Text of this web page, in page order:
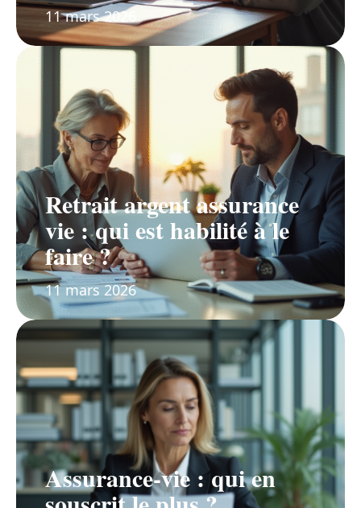
11 mars 2026
Retrait argent assurance
vie : qui est habilité à le
faire ?
11 mars 2026
Assurance-vie : qui en